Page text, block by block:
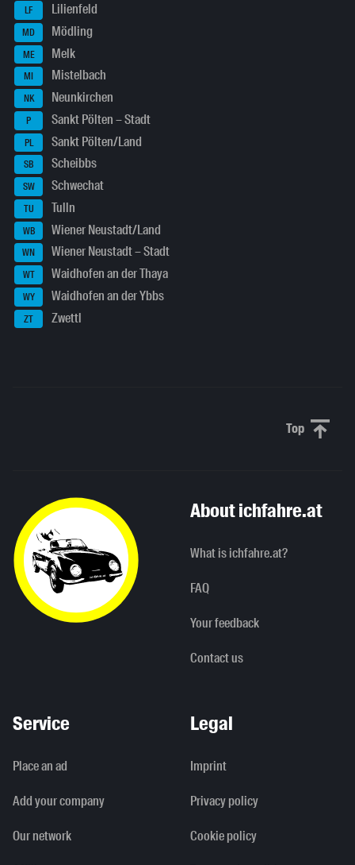
LF Lilienfeld
MD Mödling
ME Melk
MI Mistelbach
NK Neunkirchen
P Sankt Pölten – Stadt
PL Sankt Pölten/Land
SB Scheibbs
SW Schwechat
TU Tulln
WB Wiener Neustadt/Land
WN Wiener Neustadt – Stadt
WT Waidhofen an der Thaya
WY Waidhofen an der Ybbs
ZT Zwettl
Top Scroll
About ichfahre.at
What is ichfahre.at?
FAQ
Your feedback
Contact us
Service
Place an ad
Add your company
Our network
Legal
Imprint
Privacy policy
Cookie policy